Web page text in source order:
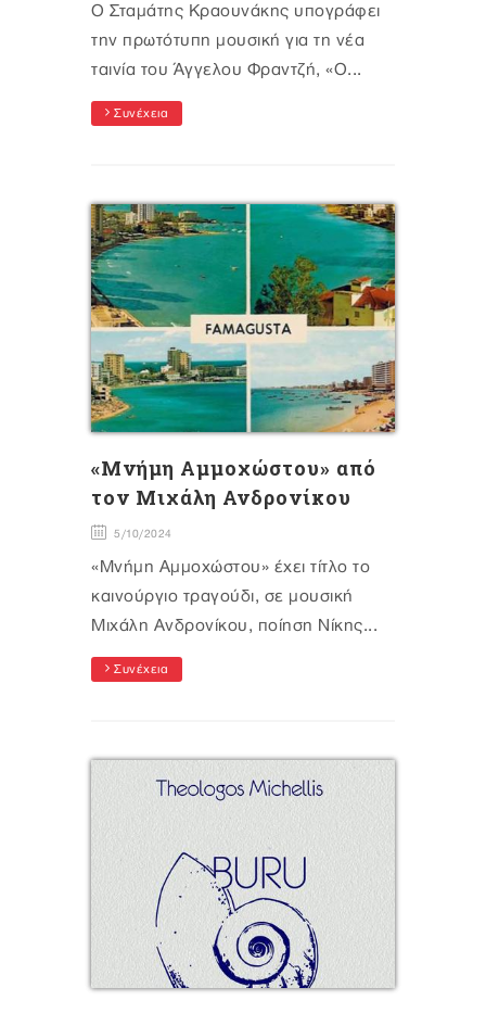
Ο Σταμάτης Κραουνάκης υπογράφει
την πρωτότυπη μουσική για τη νέα
ταινία του Άγγελου Φραντζή, «Ο...
Συνέχεια
«Μνήμη Αμμοχώστου» από
τον Μιχάλη Ανδρονίκου
5/10/2024
«Μνήμη Αμμοχώστου» έχει τίτλο το
καινούργιο τραγούδι, σε μουσική
Μιχάλη Ανδρονίκου, ποίηση Νίκης...
Συνέχεια